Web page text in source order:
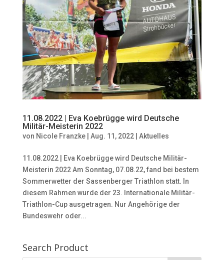
11.08.2022 | Eva Koebrügge wird Deutsche
Militär-Meisterin 2022
von Nicole Franzke| Aug. 11, 2022| Aktuelles
11.08.2022 | Eva Koebrügge wird Deutsche Militär-
Meisterin 2022 Am Sonntag, 07.08.22, fand bei bestem
Sommerwetter der Sassenberger Triathlon statt. In
diesem Rahmen wurde der 23. Internationale Militär-
Triathlon-Cup ausgetragen. Nur Angehörige der
Bundeswehr oder...
Search Product